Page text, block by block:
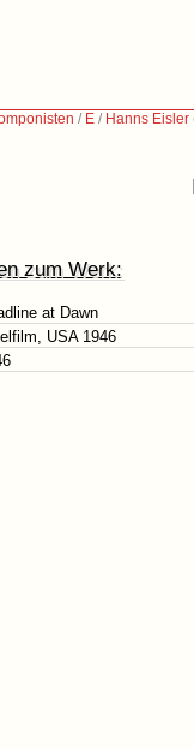
/ E / Hanns
zum Werk:
at Dawn
USA 1946